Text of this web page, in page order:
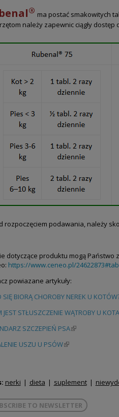
® ma postać smakowitych
należy zapewnic ciągły dostęp
rozpoczęciem podawania, należy
dotyczące produktu mogą Państwo
https://www.ceneo.pl/
powiazane artykuły:
SIĘ BIORĄ CHOROBY NEREK U
JEST STŁUSZCZENIE WĄTROBY U
SZCZEPIEŃ PSA(link is external)
USZU U PSÓW(link is external)
nerki dieta suplement
TO NEWSLETTER